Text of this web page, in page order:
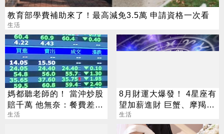
教育部學費補助來了！最高減免3.5萬 申請資格一次看
生活
媽都聽老師的！ 當沖炒股
賠千萬 他無奈：餐費差點
繳不出
生活
8月財運大爆發！ 4星座有
望加薪進財 巨蟹、摩羯最
有感
生活